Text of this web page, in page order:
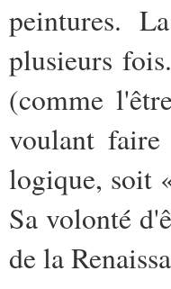
peintures.
plusieurs
(comme
voulant faire
logique, soit
Sa volonté
de la